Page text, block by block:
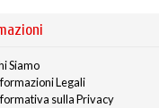
Siamo
Legali
sulla Privacy